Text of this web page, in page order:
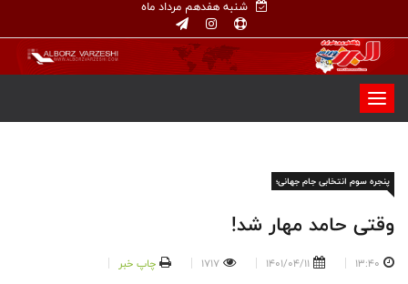
شنبه هفدهم مرداد ماه
پنجره سوم انتخابی جام جهانی؛
وقتی حامد مهار شد!
13:40
1401/04/11
1717 چاپ خبر